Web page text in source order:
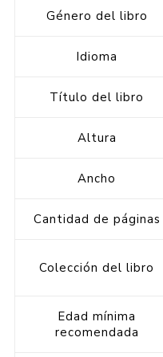
Género del libro
Idioma
Título del libro
Altura
Ancho
Cantidad de páginas
Colección del libro
Edad mínima
recomendada